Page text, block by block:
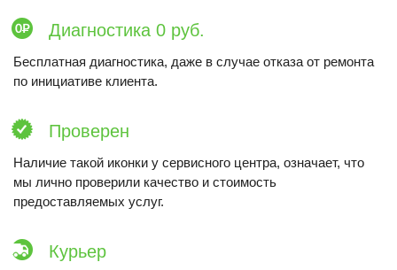
Диагностика 0 руб.
Бесплатная диагностика, даже в случае отказа от ремонта
по инициативе клиента.
Проверен
Наличие такой иконки у сервисного центра, означает, что
мы лично проверили качество и стоимость
предоставляемых услуг.
Курьер